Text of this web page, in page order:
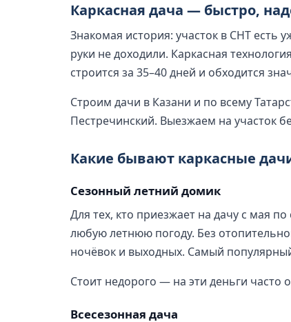
Каркасная дача — быстро,
Знакомая история: участок в СНТ есть
руки не доходили. Каркасная
строится за 35–40 дней и обходится
Строим дачи в Казани и по всему
Пестречинский. Выезжаем на участок
Какие бывают каркасные
Сезонный летний домик
Для тех, кто приезжает на дачу с мая
любую летнюю погоду. Без
ночёвок и выходных. Самый
Стоит недорого — на эти деньги часто
Всесезонная дача